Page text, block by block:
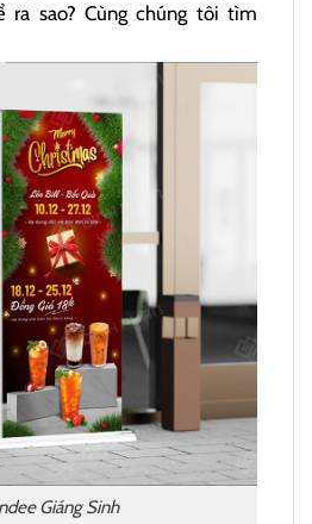
ra sao? Cùng chúng tôi tìm
Giáng Sinh